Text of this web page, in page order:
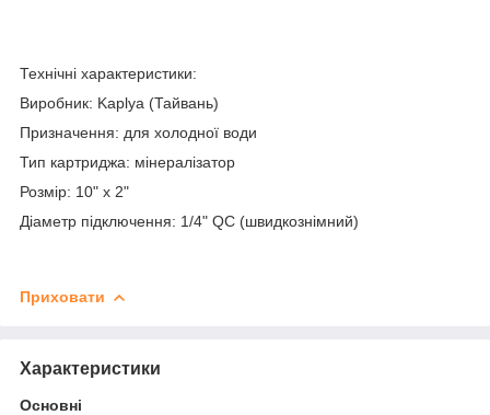
Технічні характеристики:
Виробник: Kaplya (Тайвань)
Призначення: для холодної води
Тип картриджа: мінералізатор
Розмір: 10" х 2"
Діаметр підключення: 1/4" QC (швидкознімний)
Приховати
Характеристики
Основні